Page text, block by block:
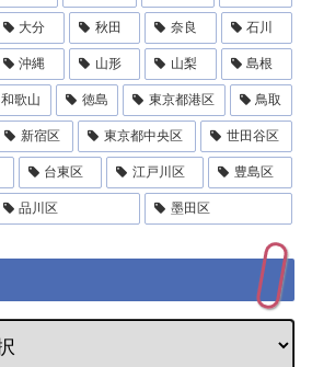
大分 秋田 奈良 石川
沖縄 山形 山梨 島根
和歌山 徳島 東京都港区 鳥取
新宿区 東京都中央区 世田谷区
台東区 江戸川区 豊島区
品川区 墨田区